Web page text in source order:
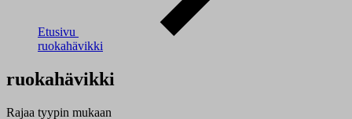
Etusivu
ruokahävikki
ruokahävikki
Rajaa tyypin mukaan